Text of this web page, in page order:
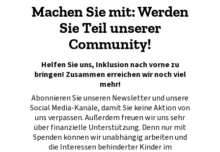
Machen Sie mit: Werden
Sie Teil unserer
Community!
Helfen Sie uns, Inklusion nach vorne zu
bringen! Zusammen erreichen wir noch viel
mehr!
Abonnieren Sie unseren Newsletter und unsere
Social Media-Kanäle, damit Sie keine Aktion von
uns verpassen. Außerdem freuen wir uns sehr
über finanzielle Unterstützung. Denn nur mit
Spenden können wir unabhängig arbeiten und
die Interessen behinderter Kinder im